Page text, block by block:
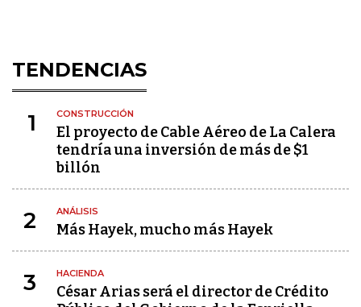
TENDENCIAS
1 CONSTRUCCIÓN
El proyecto de Cable Aéreo de La Calera
tendría una inversión de más de $1
billón
2 ANÁLISIS
Más Hayek, mucho más Hayek
3 HACIENDA
César Arias será el director de Crédito